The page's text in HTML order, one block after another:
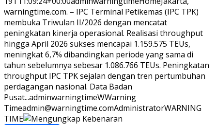
warningtime.com. – IPC Terminal Petikemas (IPC TPK)
membuka Triwulan II/2026 dengan mencatat
peningkatan kinerja operasional. Realisasi throughput
hingga April 2026 sukses mencapai 1.159.575 TEUs,
meningkat 6,7% dibandingkan periode yang sama di
tahun sebelumnya sebesar 1.086.766 TEUs. Peningkatan
throughput IPC TPK sejalan dengan tren pertumbuhan
perdagangan nasional. Data Badan
Pusat...adminwarningtimeWWarning
Timeadmin@warningtime.comAdministratorWARNING
TIME